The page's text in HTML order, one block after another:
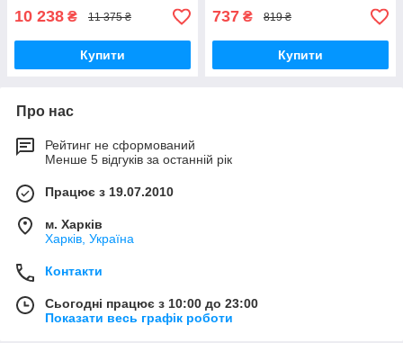
10 238 ₴ 11 375 ₴
Купити
737 ₴ 819 ₴
Купити
Про нас
Рейтинг не сформований
Менше 5 відгуків за останній рік
Працює з 19.07.2010
м. Харків
Харків, Україна
Контакти
Сьогодні працює з 10:00 до 23:00
Показати весь графік роботи